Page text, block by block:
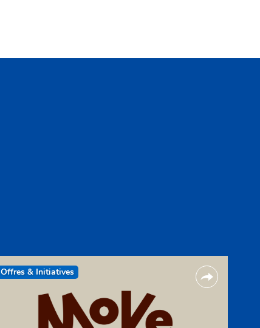
Offres & Initiatives